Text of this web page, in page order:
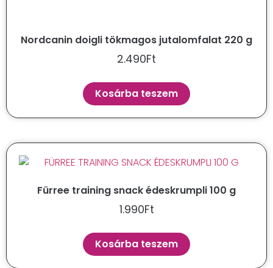
Nordcanin doigli tökmagos jutalomfalat 220 g
2.490Ft
Kosárba teszem
Fürree training snack édeskrumpli 100 g
1.990Ft
Kosárba teszem